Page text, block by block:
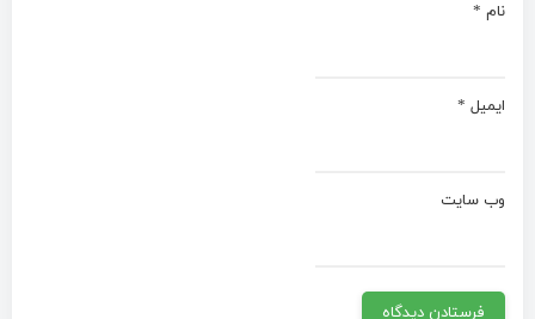
نام *
ایمیل *
وب‌ سایت